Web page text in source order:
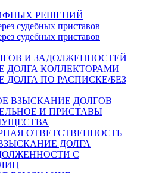
РЕШЕНИЙ
судебных приставов
судебных приставов
И ЗАДОЛЖЕННОСТЕЙ
ДОЛГА КОЛЛЕКТОРАМИ
ДОЛГА ПО РАСПИСКЕ/БЕЗ
ВЗЫСКАНИЕ ДОЛГОВ
И ПРИСТАВЫ
ОТВЕТСТВЕННОСТЬ
ДОЛГА
С